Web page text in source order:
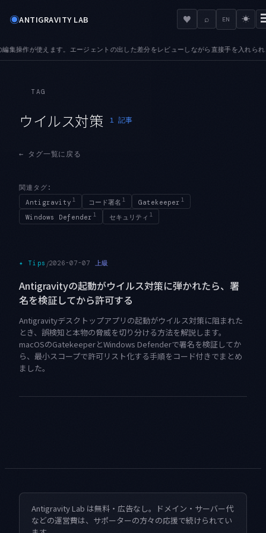
◉ANTIGRAVITY LAB ♥ ⌕ EN ☀
使えます。エージェントの出した差分をレビューしながら直接手を入れられます●
TAG
ウイルス対策 1 記事
← タグ一覧に戻る
関連タグ:
Antigravity 1 コード署名 1 Gatekeeper 1
Windows Defender 1 セキュリティ 1
✦ Tips /2026-07-07 上級
Antigravityの起動がウイルス対策に弾かれたら、署
名を検証してから許可する
Antigravityデスクトップアプリの起動がウイルス対策に阻まれた
とき、誤検知と本物の脅威を切り分ける方法を解説します。
macOSのGatekeeperとWindows Defenderで署名を検証してか
ら、最小スコープで許可リスト化する手順をコード付きでまとめ
ました。
Antigravity Lab は無料・広告なし。ドメイン・サーバー代
などの運営費は、サポーターの方々の応援で続けられてい